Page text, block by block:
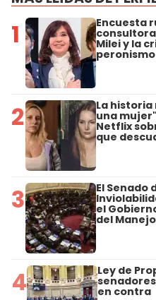
1 Encuesta
Milei y la
peronismo
2 La historia
una
Netflix
que
3 El Senado
el
del
4 Ley de
en contra